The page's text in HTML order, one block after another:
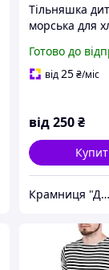
Тільняшка
морська для
«Добрий
26 (зріст 92-
Готово до
від25₴/міс
від250₴
Крамниця "Доброго одесита"